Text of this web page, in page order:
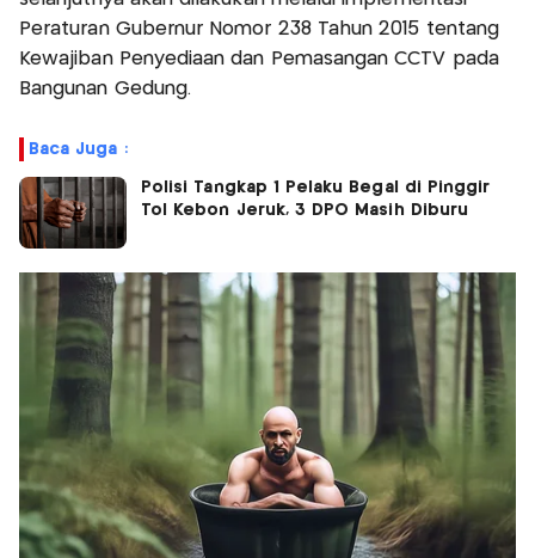
Peraturan Gubernur Nomor 238 Tahun 2015 tentang
Kewajiban Penyediaan dan Pemasangan CCTV pada
Bangunan Gedung.
Baca Juga :
Polisi Tangkap 1 Pelaku Begal di Pinggir
Tol Kebon Jeruk, 3 DPO Masih Diburu